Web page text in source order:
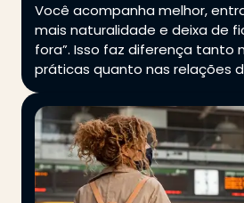
Você acompanha melhor,
mais naturalidade e deixa de
fora”. Isso faz diferença tanto
práticas quanto nas relações